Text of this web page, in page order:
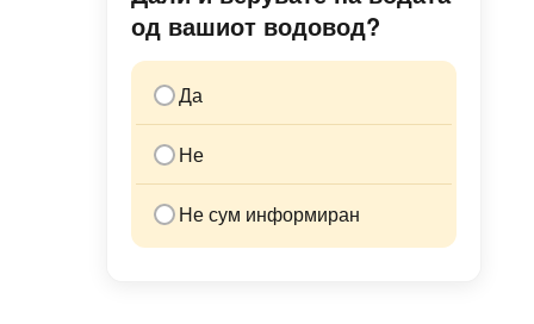
од вашиот водовод?
Да
Не
Не сум информиран